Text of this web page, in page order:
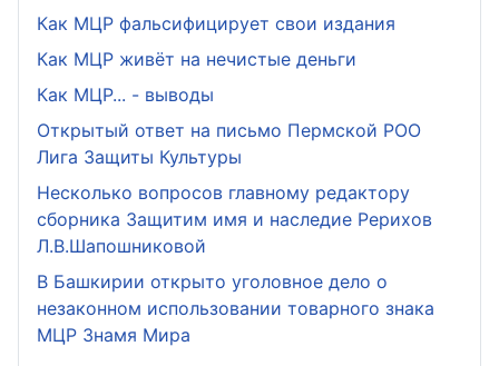
Как МЦР фальсифицирует свои издания
Как МЦР живёт на нечистые деньги
Как МЦР... - выводы
Открытый ответ на письмо Пермской РОО
Лига Защиты Культуры
Несколько вопросов главному редактору
сборника Защитим имя и наследие Рерихов
Л.В.Шапошниковой
В Башкирии открыто уголовное дело о
незаконном использовании товарного знака
МЦР Знамя Мира